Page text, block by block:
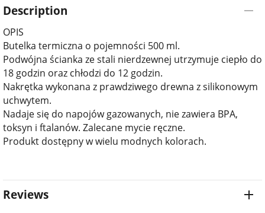
Description
OPIS
Butelka termiczna o pojemności 500 ml.
Podwójna ścianka ze stali nierdzewnej utrzymuje ciepło do
18 godzin oraz chłodzi do 12 godzin.
Nakrętka wykonana z prawdziwego drewna z silikonowym
uchwytem.
Nadaje się do napojów gazowanych, nie zawiera BPA,
toksyn i ftalanów. Zalecane mycie ręczne.
Produkt dostępny w wielu modnych kolorach.
Reviews